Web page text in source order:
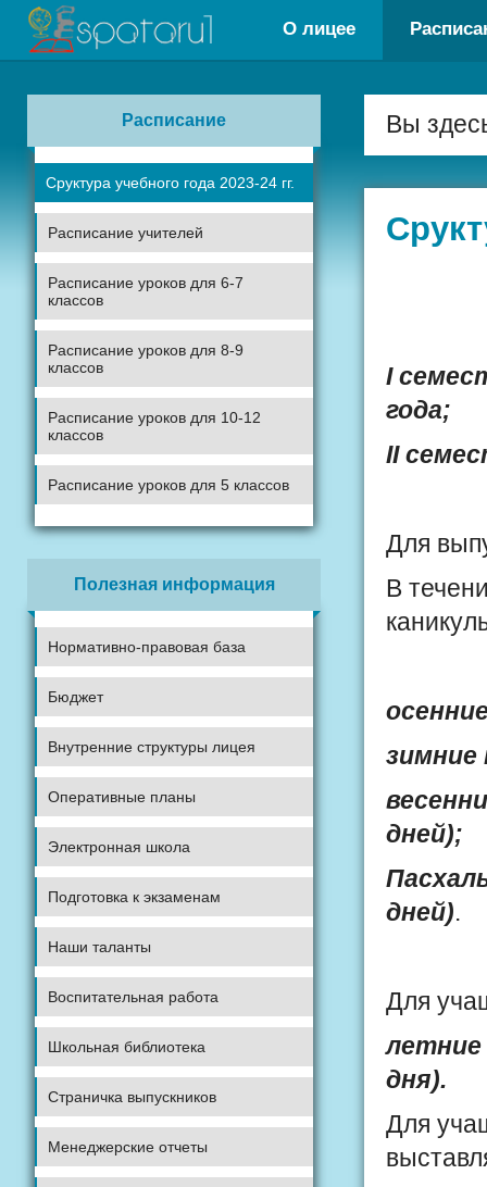
О лицее
Расписание
Сруктура учебного года 2023-24 гг.
Расписание учителей
Расписание уроков для 6-7
классов
Расписание уроков для 8-9
классов
Расписание уроков для 10-12
классов
Расписание уроков для 5 классов
Полезная информация
Нормативно-правовая база
Бюджет
Внутренние структуры лицея
Оперативные планы
Электронная школа
Подготовка к экзаменам
Наши таланты
Воспитательная работа
Школьная библиотека
Страничка выпускников
Менеджерские отчеты
Вы
I
года;
II
Для
В
дней);
дней).
Для
дня).
Для